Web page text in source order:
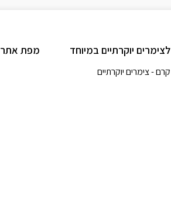
לצימרים יוקרתיים במיוחד
קרם - צימרים יוקרתיים
מפת אתר